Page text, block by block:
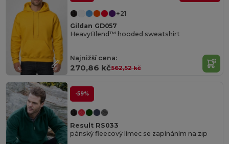
+21
Gildan GD057
HeavyBlend™ hooded sweatshirt
Najnižší cena:
270,86 kč562,52 kč
-59%
Result RS033
pánský fleecový límec se zapínáním na zip